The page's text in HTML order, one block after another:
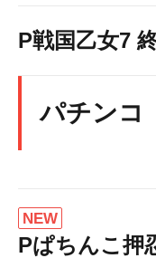
P戦国乙女7
パチンコ
NEW
Pぱちんこ押